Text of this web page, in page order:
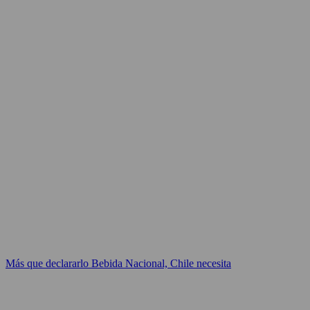
Más que declararlo Bebida Nacional, Chile necesita